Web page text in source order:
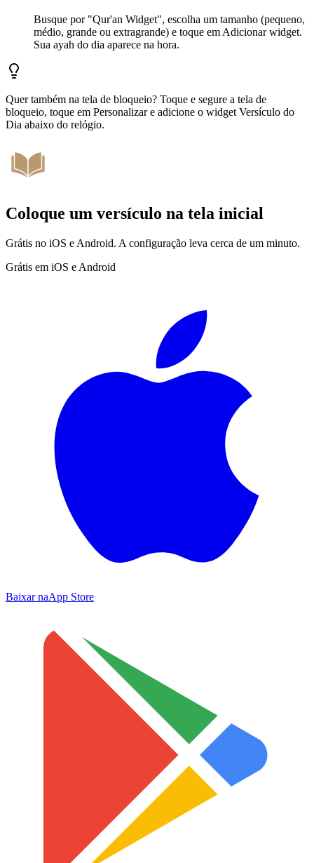
Busque por "Qur'an Widget", escolha um tamanho (pequeno,
médio, grande ou extragrande) e toque em Adicionar widget.
Sua ayah do dia aparece na hora.
Quer também na tela de bloqueio? Toque e segure a tela de
bloqueio, toque em Personalizar e adicione o widget Versículo do
Dia abaixo do relógio.
Coloque um versículo na tela inicial
Grátis no iOS e Android. A configuração leva cerca de um minuto.
Grátis em iOS e Android
Baixar naApp Store